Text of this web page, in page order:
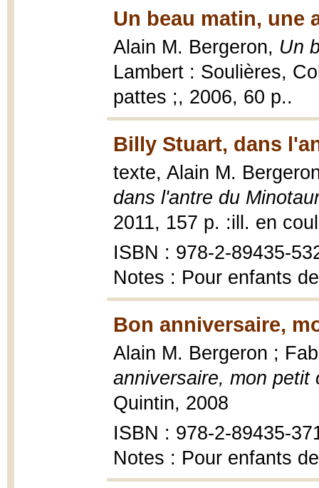
Un beau matin, une
Alain M. Bergeron, Un
Lambert : Soulières,
pattes ;, 2006, 60 p..
Billy Stuart, dans
texte, Alain M.
dans l'antre du
2011, 157 p. :ill. en
ISBN : 978-2-89435-
Notes : Pour enfants
Bon anniversaire,
Alain M. Bergeron ;
anniversaire, mon petit
Quintin, 2008
ISBN : 978-2-89435-
Notes : Pour enfants